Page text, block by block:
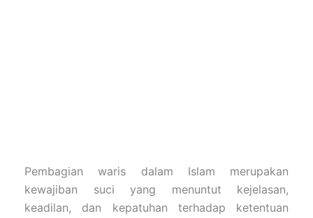
Pembagian waris dalam Islam merupakan
kewajiban suci yang menuntut kejelasan,
keadilan, dan kepatuhan terhadap ketentuan